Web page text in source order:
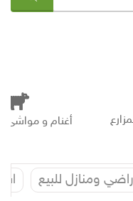
أغنام و مواشى
ومنازل للبيع